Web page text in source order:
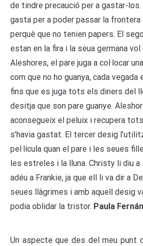
de tindre precaució per a gastar-los.
gasta per a poder passar la
perquè que no tenien papers. El
estan en la fira i la seua germana vol
Aleshores, el pare juga a col·locar
com que no ho guanya, cada
fins que es juga tots els diners del
desitja que son pare guanye.
aconsegueix el peluix i recupera
s’havia gastat. El tercer desig
pel·lícula quan el pare i les seues
les estreles i la lluna. Christy li diu a
adéu a Frankie, ja que ell li va dir a
seues llàgrimes i amb aquell desig
podia oblidar la tristor. Paula
Un aspecte que des del meu punt